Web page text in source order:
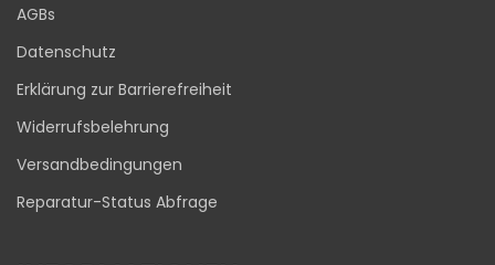
AGBs
Datenschutz
Erklärung zur Barrierefreiheit
Widerrufsbelehrung
Versandbedingungen
Reparatur-Status Abfrage